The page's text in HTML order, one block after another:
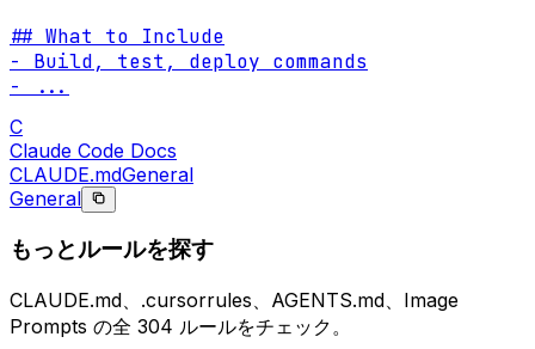
## What to Include
- Build, test, deploy commands
-
...
C
Claude Code Docs
CLAUDE.mdGeneral
General
もっとルールを探す
CLAUDE.md、.cursorrules、AGENTS.md、Image
Prompts の全 304 ルールをチェック。